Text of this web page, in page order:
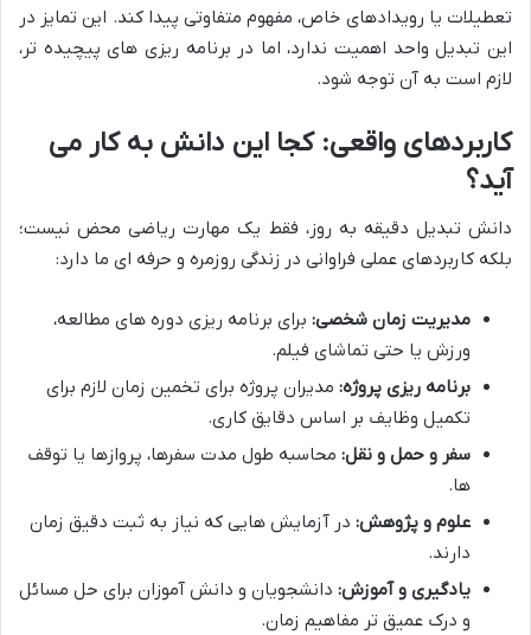
تعطیلات یا رویدادهای خاص، مفهوم متفاوتی پیدا کند. این تمایز در
این تبدیل واحد اهمیت ندارد، اما در برنامه ریزی های پیچیده تر،
لازم است به آن توجه شود.
کاربردهای واقعی: کجا این دانش به کار می
آید؟
دانش تبدیل دقیقه به روز، فقط یک مهارت ریاضی محض نیست؛
بلکه کاربردهای عملی فراوانی در زندگی روزمره و حرفه ای ما دارد:
مدیریت زمان شخصی: برای برنامه ریزی دوره های مطالعه،
ورزش یا حتی تماشای فیلم.
برنامه ریزی پروژه: مدیران پروژه برای تخمین زمان لازم برای
تکمیل وظایف بر اساس دقایق کاری.
سفر و حمل و نقل: محاسبه طول مدت سفرها، پروازها یا توقف
ها.
علوم و پژوهش: در آزمایش هایی که نیاز به ثبت دقیق زمان
دارند.
یادگیری و آموزش: دانشجویان و دانش آموزان برای حل مسائل
و درک عمیق تر مفاهیم زمان.